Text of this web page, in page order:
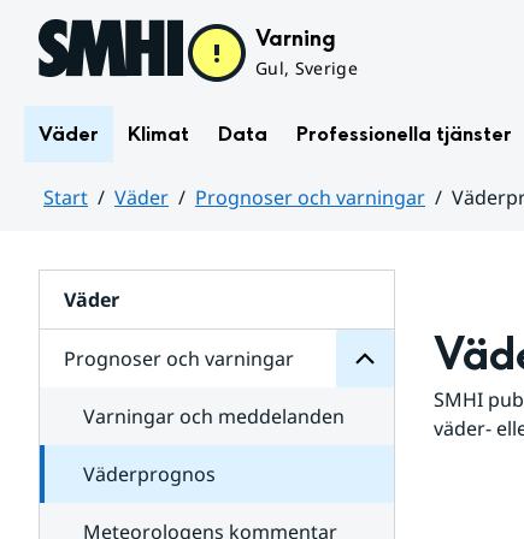
Hoppa till sidans innehåll Varning
Gul, Sverige
Väder Klimat Data Professionella tjänster
Start Väder Prognoser och varningar
Väder
Prognoser och varningar
för
varningar
Varningar och meddelanden
Väderprognos
Meteorologens kommentar
SMHI
väder-